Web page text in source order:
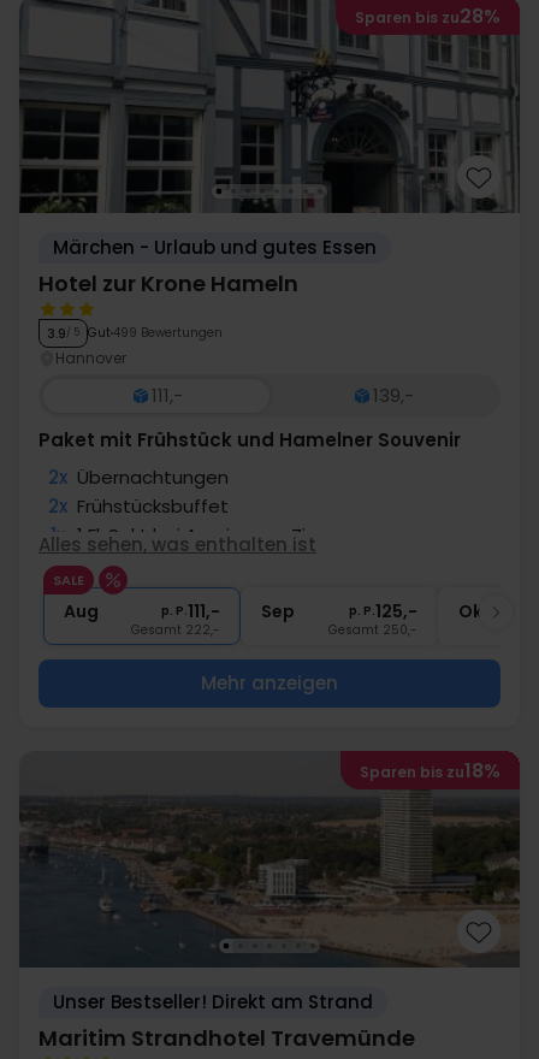
Sparen bis zu28%
Märchen - Urlaub und gutes Essen
Hotel zur Krone Hameln
3.9/ 5 Gut 499 Bewertungen
Hannover
111,-
139,-
Paket mit Frühstück und Hamelner Souvenir
2x Übernachtungen
2x Frühstücksbuffet
1x 1 Fl. Sekt bei Anreise pro Zimmer
1x Abschiedsgeschenk
2x Gratis Internet
Alles sehen, was enthalten ist
SALE
Aug p. P.111,-
Gesamt 222,-
Sep p. P.125,-
Gesamt 250,-
Okt
Mehr anzeigen
Sparen bis zu18%
Unser Bestseller! Direkt am Strand
Maritim Strandhotel Travemünde